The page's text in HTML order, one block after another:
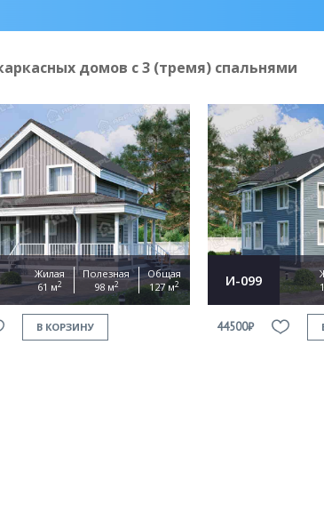
домов с 3 (тремя) спальнями
Жилая
61 м2
Полезная
98 м2
Общая
127 м2
В КОРЗИНУ
И-099
44500₽